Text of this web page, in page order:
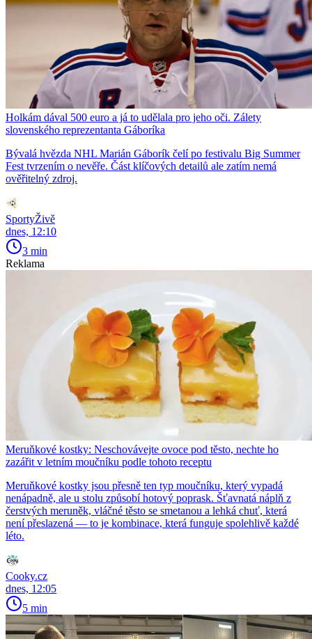
Holkám dával 500 euro a já to udělala pro jeho oči. Zálety
slovenského reprezentanta Gáboríka
Bývalá hvězda NHL Marián Gáborík čelí po festivalu Big Summer
Fest tvrzením o nevěře. Část klíčových detailů ale zatím nemá
ověřitelný zdroj.
SportyŽivě
dnes, 12:10
3 min
Reklama
Meruňkové kostky: Neschovávejte ovoce pod těsto, nechte ho
zazářit v letním moučníku podle tohoto receptu
Meruňkové kostky jsou přesně ten typ moučníku, který vypadá
nenápadně, ale u stolu způsobí hotový poprask. Šťavnatá náplň z
čerstvých meruněk, vláčné těsto se smetanou a lehká chuť, která
není přeslazená — to je kombinace, která funguje spolehlivě každé
léto.
Cooky.cz
dnes, 12:05
5 min